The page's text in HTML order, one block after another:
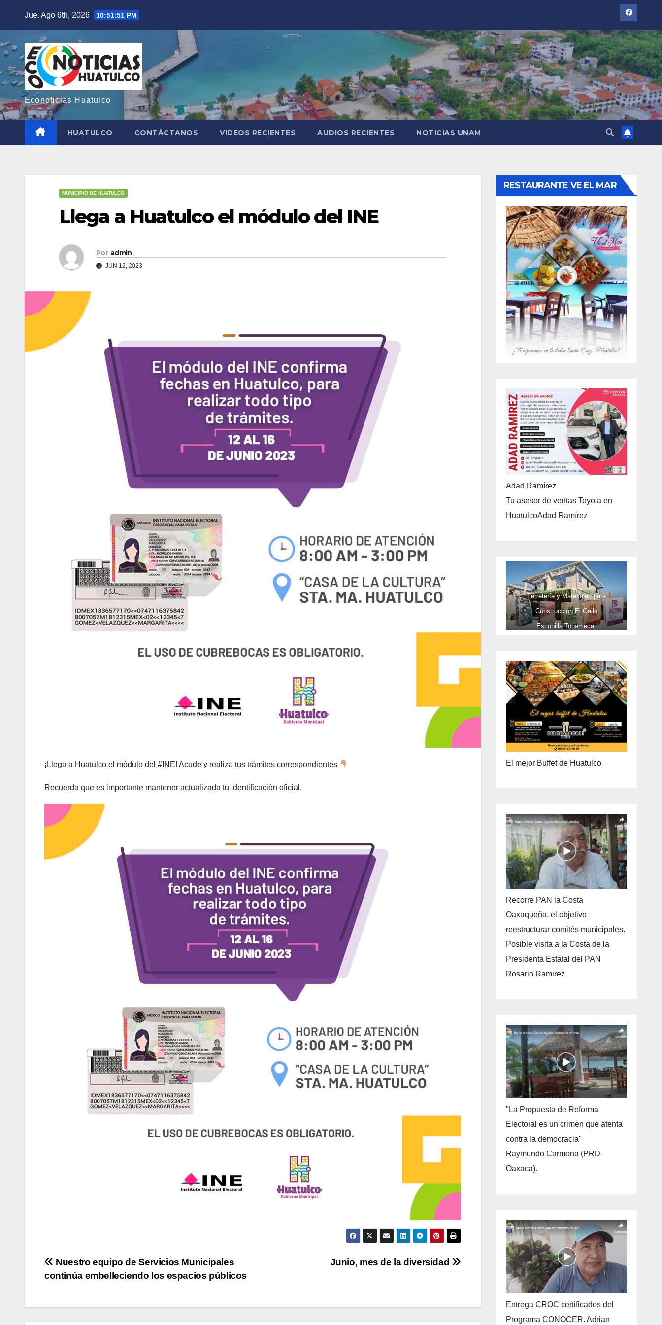
Jue. Ago 6th, 2026 10:51:52 PM
Econoticias Huatulco
HUATULCO CONTÁCTANOS VIDEOS RECIENTES AUDIOS RECIENTES NOTICIAS UNAM
MUNICIPIO DE HUATULCO
Llega a Huatulco el módulo del INE
Por admin
JUN 12, 2023
¡Llega a Huatulco el módulo del #INE! Acude y realiza tus trámites correspondientes
Recuerda que es importante mantener actualizada tu identificación oficial.
Navegación
entradas
Junio, mes de la diversidad
Nuestro equipo de Servicios Municipales
continúa embelleciendo los espacios públicos
RESTAURANTE VE EL MAR
Adad Ramírez
Tu asesor de ventas Toyota en
HuatulcoAdad Ramírez
Ferretería y Materiales para
Construcción El Gallo
Escobilla Tonameca.
ENTREGA A DOMICILIO
PRECIO ESPECIAL DE MAYOREO
El mejor Buffet de Huatulco
Recorre PAN la Costa
Oaxaqueña, el objetivo
reestructurar comités municipales.
Posible visita a la Costa de la
Presidenta Estatal del PAN
Rosario Ramirez.
"La Propuesta de Reforma
Electoral es un crimen que atenta
contra la democracia"
Raymundo Carmona (PRD-
Oaxaca).
Entrega CROC certificados del
Programa CONOCER. Adrian